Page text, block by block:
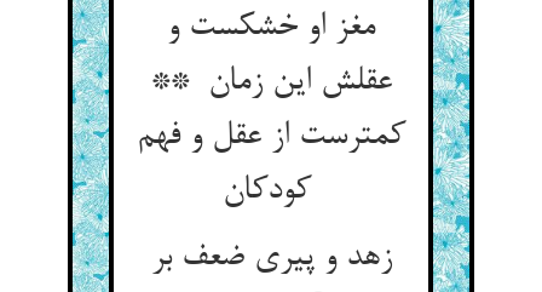
مغز او خشکست و
عقلش این زمان **
کمترست از عقل و فهم
کودکان
زهد و پیری ضعف بر